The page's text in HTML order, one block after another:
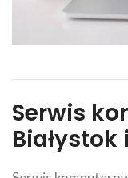
Serwis